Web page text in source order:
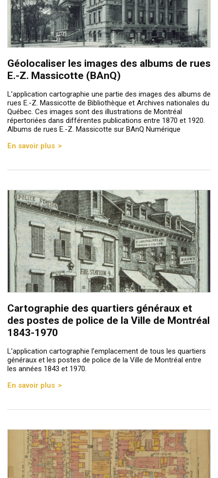
Géolocaliser les images des albums de rues
E.-Z. Massicotte (BAnQ)
L’application cartographie une partie des images des albums de
rues E.-Z. Massicotte de Bibliothèque et Archives nationales du
Québec. Ces images sont des illustrations de Montréal
répertoriées dans différentes publications entre 1870 et 1920.
Albums de rues E.-Z. Massicotte sur BAnQ Numérique
En savoir plus
Cartographie des quartiers généraux et
des postes de police de la Ville de Montréal
1843-1970
L’application cartographie l’emplacement de tous les quartiers
généraux et les postes de police de la Ville de Montréal entre
les années 1843 et 1970.
En savoir plus